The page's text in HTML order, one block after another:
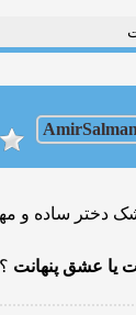
AmirSalman
دختر ساده و
یا عشق پنهانت ؟